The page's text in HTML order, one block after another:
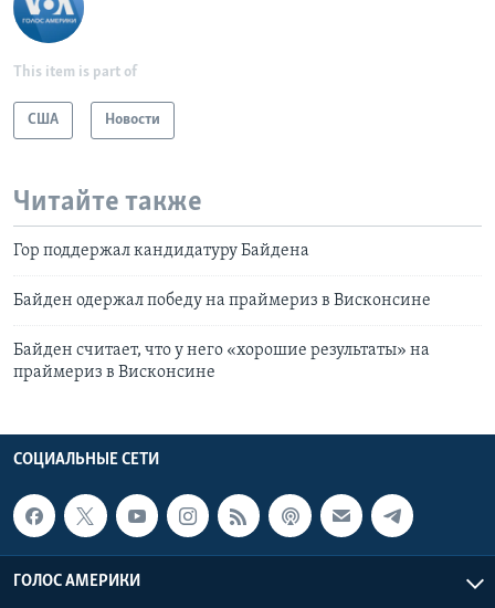
This item is part of
США Новости
Читайте также
Гор поддержал кандидатуру Байдена
Байден одержал победу на праймериз в Висконсине
Байден считает, что у него «хорошие результаты» на
праймериз в Висконсине
СОЦИАЛЬНЫЕ СЕТИ
ГОЛОС АМЕРИКИ